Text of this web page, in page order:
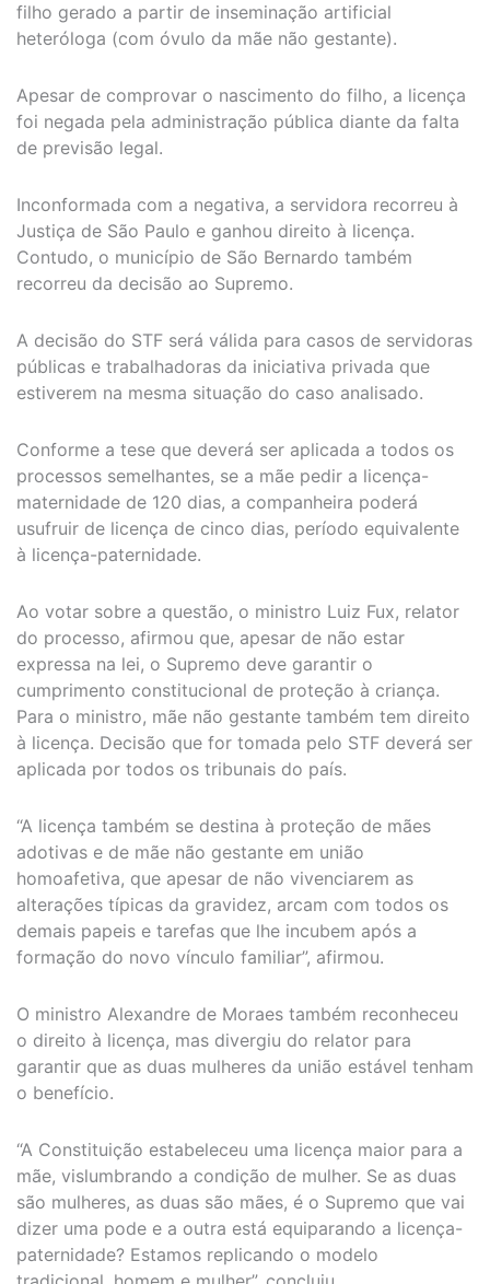
filho gerado a partir de inseminação artificial
heteróloga (com óvulo da mãe não gestante).
Apesar de comprovar o nascimento do filho, a licença
foi negada pela administração pública diante da falta
de previsão legal.
Inconformada com a negativa, a servidora recorreu à
Justiça de São Paulo e ganhou direito à licença.
Contudo, o município de São Bernardo também
recorreu da decisão ao Supremo.
​A decisão do STF será válida para casos de servidoras
públicas e trabalhadoras da iniciativa privada que
estiverem na mesma situação do caso analisado.
Conforme a tese que deverá ser aplicada a todos os
processos semelhantes, se a mãe pedir a licença-
maternidade de 120 dias, a companheira poderá
usufruir de licença de cinco dias, período equivalente
à licença-paternidade.
Ao votar sobre a questão, o ministro Luiz Fux, relator
do processo, afirmou que, apesar de não estar
expressa na lei, o Supremo deve garantir o
cumprimento constitucional de proteção à criança.
Para o ministro, mãe não gestante também tem direito
à licença. Decisão que for tomada pelo STF deverá ser
aplicada por todos os tribunais do país.
“A licença também se destina à proteção de mães
adotivas e de mãe não gestante em união
homoafetiva, que apesar de não vivenciarem as
alterações típicas da gravidez, arcam com todos os
demais papeis e tarefas que lhe incubem após a
formação do novo vínculo familiar”, afirmou.
O ministro Alexandre de Moraes também reconheceu
o direito à licença, mas divergiu do relator para
garantir que as duas mulheres da união estável tenham
o benefício.
“A Constituição estabeleceu uma licença maior para a
mãe, vislumbrando a condição de mulher. Se as duas
são mulheres, as duas são mães, é o Supremo que vai
dizer uma pode e a outra está equiparando a licença-
paternidade? Estamos replicando o modelo